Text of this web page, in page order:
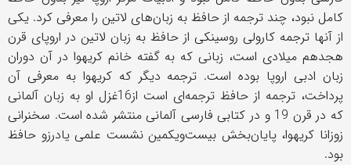
کامل نبود، چند ترجمه از حافظ به زبان‌های لاتین را معرفی کرد. یکی
از آنها ترجمه کارولی روسینکی از حافظ به زبان لاتین در اروپای قرن
هجدهم میلادی است، زبانی که به گفته خانم کریهوا در آن دوران
زبان ادبی اروپا بوده است. ترجمه دیگر که کریهوا به معرفی آن
پرداخت، ترجمه از حافظ ترجمه‌ای است از16غزل او به زبان آلمانی
که در قرن 19 و در کتابی فارسی آلمانی منتشر شده است. سخنرانی
زوزانا کریهوا، پایان‌بخش بیست‌ویکمین نشست علمی یادرزو حافظ
بود.